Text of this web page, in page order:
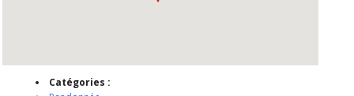
Catégories :